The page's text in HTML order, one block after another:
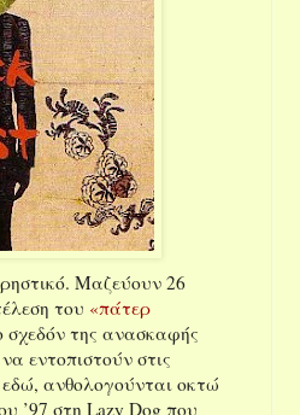
Μαζεύουν 26
του «πάτερ
σχεδόν της ανασκαφής
εντοπιστούν στις
εδώ, ανθολογούνται οκτώ
’97 στη Lazy Dog που